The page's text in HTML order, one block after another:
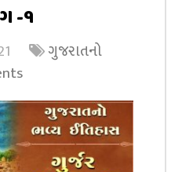
-૧
ગુજરાતનો